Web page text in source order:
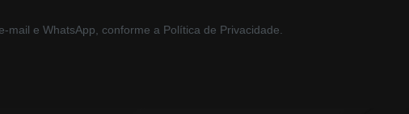
e WhatsApp, conforme a Política de Privacidade.